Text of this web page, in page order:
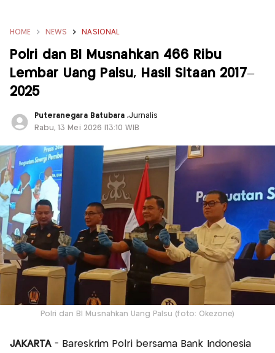
HOME NEWS NASIONAL
Polri dan BI Musnahkan 466 Ribu
Lembar Uang Palsu, Hasil Sitaan 2017–
2025
Puteranegara Batubara,Jurnalis
Rabu, 13 Mei 2026 |13:10 WIB
Polri dan BI Musnahkan Uang Palsu (foto: Okezone)
JAKARTA- Bareskrim Polri bersama Bank Indonesia